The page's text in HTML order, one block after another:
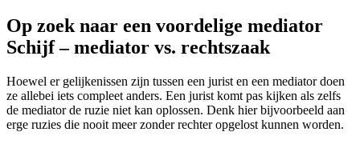
Op zoek naar een voordelige mediator
Schijf – mediator vs. rechtszaak
Hoewel er gelijkenissen zijn tussen een jurist en een mediator doen
ze allebei iets compleet anders. Een jurist komt pas kijken als zelfs
de mediator de ruzie niet kan oplossen. Denk hier bijvoorbeeld aan
erge ruzies die nooit meer zonder rechter opgelost kunnen worden.